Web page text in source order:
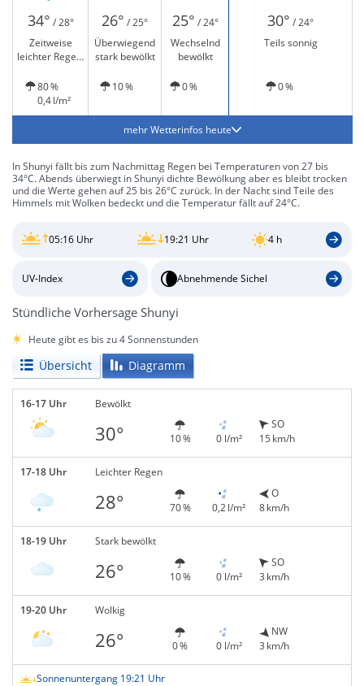
34° / 28° 26° / 25° 25° / 24° 30° / 24°
Zeitweise
leichter Regen,
Überwiegend
stark bewölkt
Wechselnd
bewölkt
Teils sonnig
80 %
0,4 l/m²
10 % 0 % 0 %
mehr Wetterinfos heute
In Shunyi fällt bis zum Nachmittag Regen bei Temperaturen von 27 bis
34°C. Abends überwiegt in Shunyi dichte Bewölkung aber es bleibt trocken
und die Werte gehen auf 25 bis 26°C zurück. In der Nacht sind Teile des
Himmels mit Wolken bedeckt und die Temperatur fällt auf 24°C.
05:16 Uhr 19:21 Uhr 4 h
UV-Index Abnehmende Sichel
Stündliche Vorhersage Shunyi
Heute gibt es bis zu 4 Sonnenstunden
Übersicht Diagramm
16-17 Uhr Bewölkt
30° 10 % 0 l/m²
SO
15 km/h
17-18 Uhr Leichter Regen
28° 70 % 0,2 l/m²
O
8 km/h
18-19 Uhr Stark bewölkt
26° 10 % 0 l/m²
SO
3 km/h
19-20 Uhr Wolkig
26° 0 % 0 l/m²
NW
3 km/h
Sonnenuntergang 19:21 Uhr